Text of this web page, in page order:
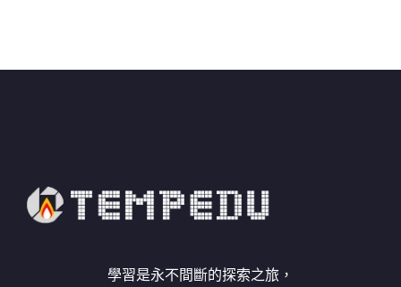
學習是永不間斷的探索之旅，